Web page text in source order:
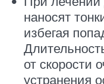
наносят
избегая
от скорости
устранения